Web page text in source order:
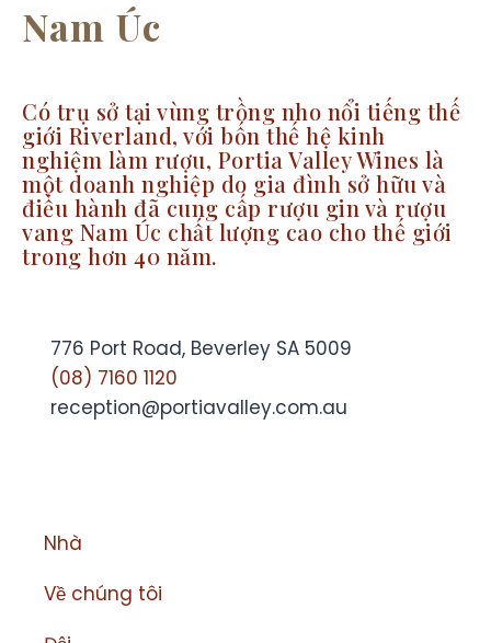
Nam Úc
Có trụ sở tại vùng trồng nho nổi tiếng thế
giới Riverland, với bốn thế hệ kinh
nghiệm làm rượu, Portia Valley Wines là
một doanh nghiệp do gia đình sở hữu và
điều hành đã cung cấp rượu gin và rượu
vang Nam Úc chất lượng cao cho thế giới
trong hơn 40 năm.
776 Port Road, Beverley SA 5009
(08) 7160 1120
reception@portiavalley.com.au
Nhà
Về chúng tôi